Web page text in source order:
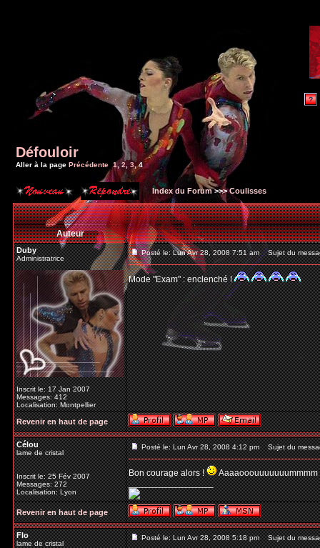
Défouloir
Aller à la page Précédente 1,2 3,4
Index du Forum>>>Coulisses
Auteur
Duby
Administratrice
Inscrit le: 17 Jan 2007
Messages: 412
Localisation: Montpellier
Posté le: Lun Avr 28, 2008 7:51 am Sujet du
Mode "Exam" : enclenché !
Revenir en haut de page
Célou
lame de cristal
Inscrit le: 25 Fév 2007
Messages: 272
Localisation: Lyon
Posté le: Lun Avr 28, 2008 4:12 pm Sujet du
Bon courage alors !
Aaaaooouuuuuuummmm
_________________
Revenir en haut de page
Flo
lame de cristal
Posté le: Lun Avr 28, 2008 5:18 pm Sujet du